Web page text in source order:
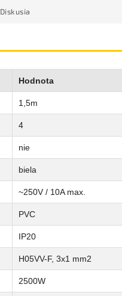
Diskusia
Hodnota
1,5m
4
nie
biela
~250V / 10A max.
PVC
IP20
H05VV-F, 3x1 mm2
2500W